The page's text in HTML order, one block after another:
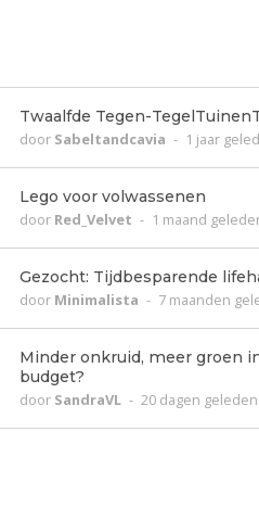
Twaalfde Tegen-
door Sabeltandcavia - 1 jaar
Lego voor volwassenen
door Red_Velvet - 1 maand
Gezocht: Tijdbesparende
door Minimalista - 7 maanden
Minder onkruid, meer groen
budget?
door SandraVL - 20 dagen geleden